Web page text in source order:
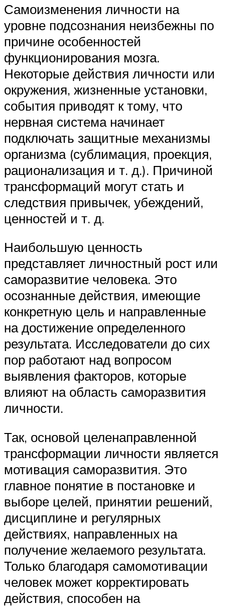
Самоизменения личности на
уровне подсознания неизбежны по
причине особенностей
функционирования мозга.
Некоторые действия личности или
окружения, жизненные установки,
события приводят к тому, что
нервная система начинает
подключать защитные механизмы
организма (сублимация, проекция,
рационализация и т. д.). Причиной
трансформаций могут стать и
следствия привычек, убеждений,
ценностей и т. д.
Наибольшую ценность
представляет личностный рост или
саморазвитие человека. Это
осознанные действия, имеющие
конкретную цель и направленные
на достижение определенного
результата. Исследователи до сих
пор работают над вопросом
выявления факторов, которые
влияют на область саморазвития
личности.
Так, основой целенаправленной
трансформации личности является
мотивация саморазвития. Это
главное понятие в постановке и
выборе целей, принятии решений,
дисциплине и регулярных
действиях, направленных на
получение желаемого результата.
Только благодаря самомотивации
человек может корректировать
действия, способен на